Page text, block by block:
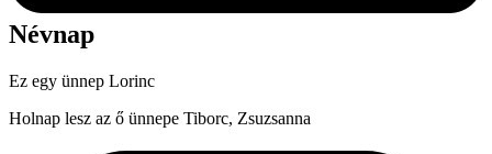
Névnap
Ez egy ünnep Lorinc
Holnap lesz az ő ünnepe Tiborc, Zsuzsanna